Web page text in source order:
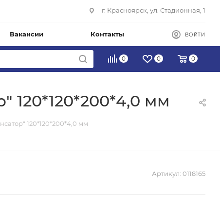
г. Красноярск, ул. Стадионная, 1
Вакансии Контакты ВОЙТИ
0 0 0
120*120*200*4,0 мм
120*120*200*4,0 мм
Артикул: 0118165